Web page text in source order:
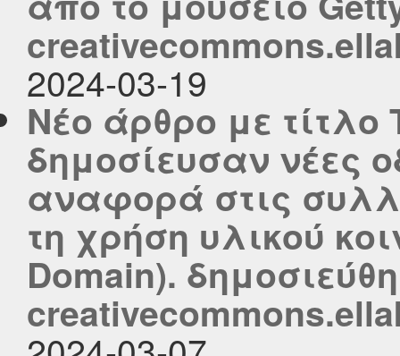
2024-03-19
Νέο άρθρο με τίτλο
δημοσίευσαν νέες
αναφορά στις
τη χρήση υλικού
Domain).